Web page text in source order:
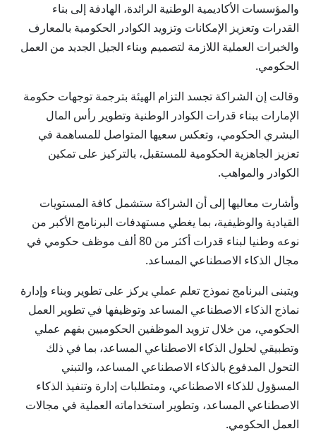
والمؤسسات الأكاديمية الوطنية الرائدة، الهادفة إلى بناء
القدرات وتعزيز الإمكانات وتزويد الكوادر الحكومية بالمعارف
والخبرات العملية اللازمة لتصميم وبناء الجيل الجديد من العمل
الحكومي.
وقالت إن الشراكة تجسد التزام الهيئة بترجمة توجهات حكومة
الإمارات ببناء قدرات الكوادر الوطنية وتطوير رأس المال
البشري الحكومي، وتعكس سعيها المتواصل للمساهمة في
تعزيز الجاهزية الحكومية للمستقبل، بالتركيز على تمكين
الكوادر والمواهب.
وأشارت معاليها إلى أن الشراكة ستشمل كافة المستويات
القيادية والوظيفية، بما يغطي مستهدفات البرنامج الأكبر من
نوعه وطنيا لبناء قدرات أكثر من 80 ألف موظف حكومي في
مجال الذكاء الاصطناعي المساعد.
ويتبنى البرنامج نموذج تعلم عملي يركز على تطوير وبناء وإدارة
نماذج الذكاء الاصطناعي المساعد وتوظيفها في تطوير العمل
الحكومي، من خلال تزويد الموظفين الحكوميين بفهم عملي
وتطبيقي لحلول الذكاء الاصطناعي المساعد، بما في ذلك
التحول المدفوع بالذكاء الاصطناعي المساعد، والتبني
المسؤول للذكاء الاصطناعي، ومتطلبات إدارة وتنفيذ الذكاء
الاصطناعي المساعد، وتطوير استخداماته العملية في مجالات
العمل الحكومي.